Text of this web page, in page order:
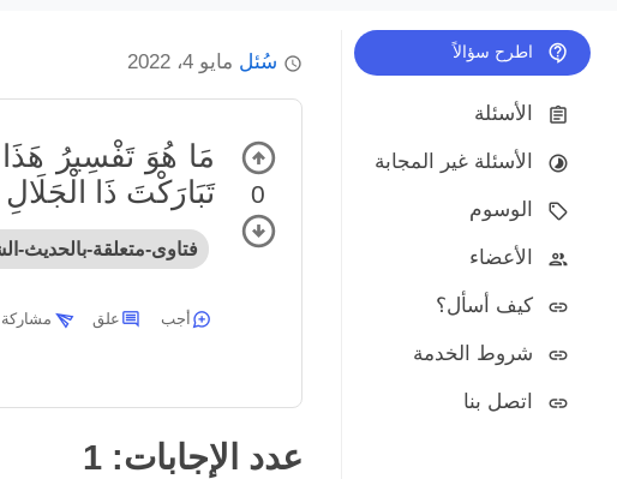
اطرح سؤالاً
الأسئلة
الأسئلة غير المجابة
الوسوم
الأعضاء
كيف أسأل؟
شروط الخدمة
اتصل بنا
سُئل مايو 4، 2022
0
مَا هُوَ تَفْسِيرُ
تَبَارَكْتَ ذَا الْجَلَالِ
فتاوى-متعلقة-بالحديث-
أجب علق مشاركة
عدد الإجابات: 1